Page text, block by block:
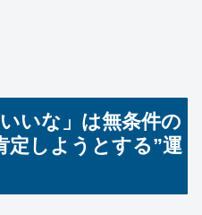
いな」は無条件の
しようとする”運